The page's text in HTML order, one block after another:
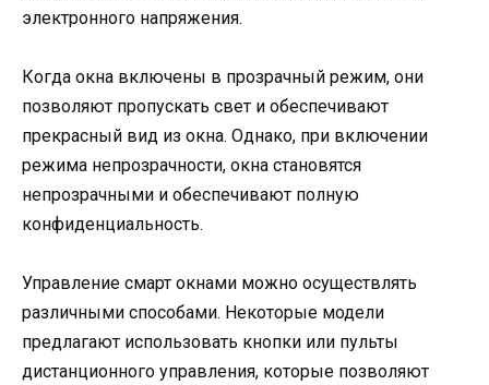
электронного напряжения.
Когда окна включены в прозрачный режим, они
позволяют пропускать свет и обеспечивают
прекрасный вид из окна. Однако, при включении
режима непрозрачности, окна становятся
непрозрачными и обеспечивают полную
конфиденциальность.
Управление смарт окнами можно осуществлять
различными способами. Некоторые модели
предлагают использовать кнопки или пульты
дистанционного управления, которые позволяют